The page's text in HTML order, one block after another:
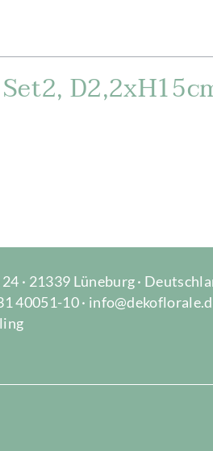
· 21339 Lüneburg ·
40051-10 ·